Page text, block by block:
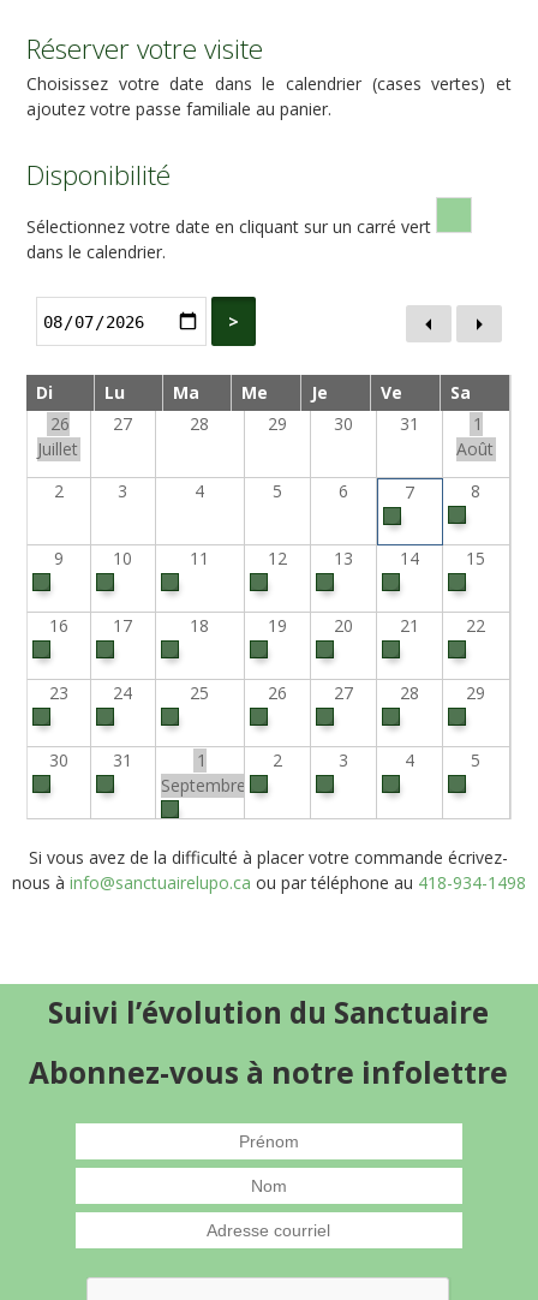
Réserver votre visite
Choisissez votre date dans le calendrier (cases vertes) et
ajoutez votre passe familiale au panier.
Disponibilité
Sélectionnez votre date en cliquant sur un carré vert
dans le calendrier.
>
Di Lu Ma Me Je Ve
Sa
26
Juillet
27 28 29 30 31
1
Août
2
3 4 5 6 7 8
9 10 11 12 13 14 15
16 17 18 19 20 21 22
23 24 25 26 27 28 29
30 31
1
Septembre
2 3 4 5
Si vous avez de la difficulté à placer votre commande écrivez-
nous à info@sanctuairelupo.ca ou par téléphone au 418-934-1498
Suivi l’évolution du Sanctuaire
Abonnez-vous à notre infolettre